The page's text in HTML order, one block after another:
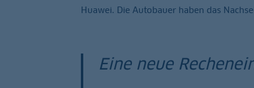
Huawei. Die Autobauer haben das
Eine neue